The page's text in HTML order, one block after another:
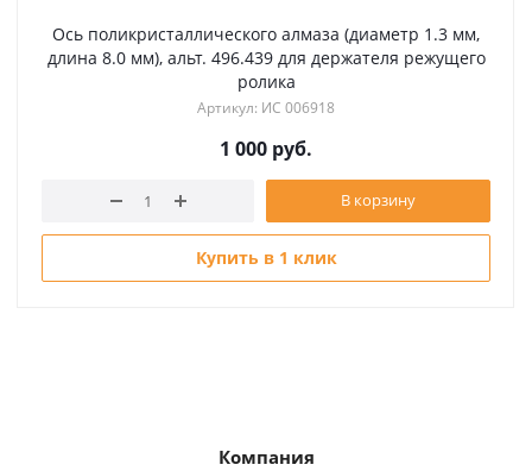
Ось поликристаллического алмаза (диаметр 1.3 мм,
длина 8.0 мм), альт. 496.439 для держателя режущего
ролика
Артикул: ИС 006918
1 000 руб.
В корзину
Купить в 1 клик
Компания